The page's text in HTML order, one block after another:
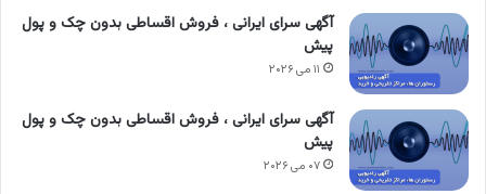
آگهی سرای ایرانی ، فروش اقساطی بدون چک و پول
پیش
۱۱ می ۲۰۲۶
آگهی سرای ایرانی ، فروش اقساطی بدون چک و پول
پیش
۰۷ می ۲۰۲۶